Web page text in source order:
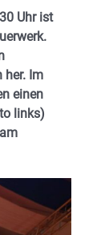
Uhr ist
her. Im
einen
links)